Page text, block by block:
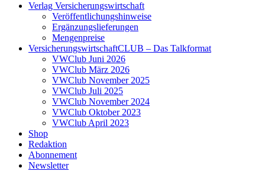
Verlag Versicherungswirtschaft
Veröffentlichungshinweise
Ergänzungslieferungen
Mengenpreise
VersicherungswirtschaftCLUB – Das Talkformat
VWClub Juni 2026
VWClub März 2026
VWClub November 2025
VWClub Juli 2025
VWClub November 2024
VWClub Oktober 2023
VWClub April 2023
Shop
Redaktion
Abonnement
Newsletter